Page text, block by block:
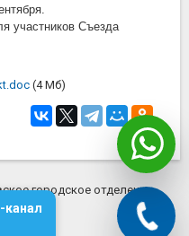
участников Съезда
(4 Мб)
городское отделение
канал